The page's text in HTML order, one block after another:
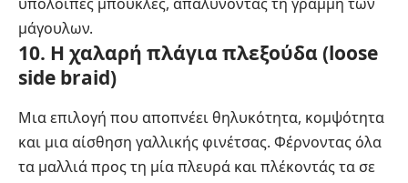
μάγουλων.
10. Η χαλαρή πλάγια πλεξούδα (loose
side braid)
Μια επιλογή που αποπνέει θηλυκότητα, κομψότητα
και μια αίσθηση γαλλικής φινέτσας. Φέρνοντας όλα
τα μαλλιά προς τη μία πλευρά και πλέκοντάς τα σε